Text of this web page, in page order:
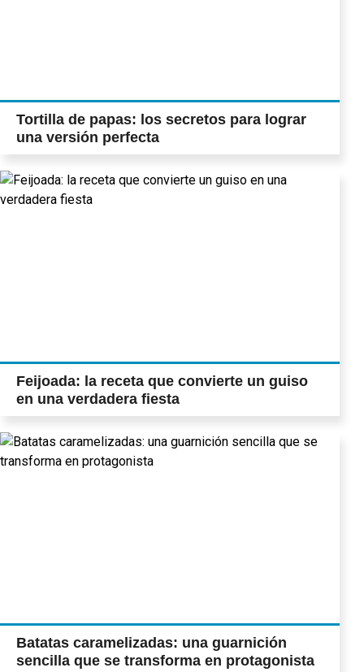
Tortilla de papas: los secretos para lograr
una versión perfecta
Feijoada: la receta que convierte un guiso
en una verdadera fiesta
Batatas caramelizadas: una guarnición
sencilla que se transforma en protagonista